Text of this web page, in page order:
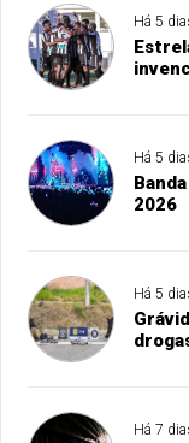
Há 5
Há 5
2026
Há 5
Há 7